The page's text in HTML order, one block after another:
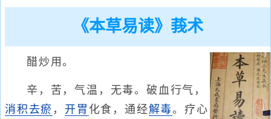
《本草易读》莪术
醋炒用。
辛，苦，气温，无毒。破血行气，
消积 去瘀 ， 开胃 化食，通经解毒。疗心